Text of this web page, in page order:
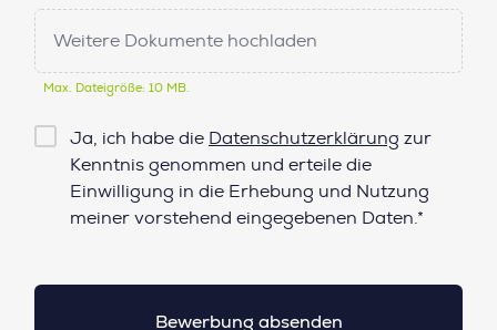
Weitere Dokumente hochladen
Max. Dateigröße: 10 MB.
Checkbox
Datenschutz*
Ja, ich habe die Datenschutzerklärung zur
Kenntnis genommen und erteile die
Einwilligung in die Erhebung und Nutzung
meiner vorstehend eingegebenen Daten.*